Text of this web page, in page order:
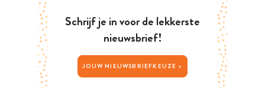
Schrijf je in voor de lekkerste
nieuwsbrief!
JOUW NIEUWSBRIEFKEUZE >